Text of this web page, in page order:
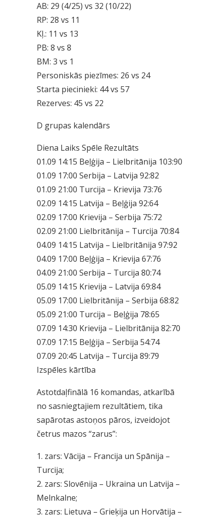
AB: 29 (4/25) vs 32 (10/22)
RP: 28 vs 11
Kļ.: 11 vs 13
PB: 8 vs 8
BM: 3 vs 1
Personiskās piezīmes: 26 vs 24
Starta piecinieki: 44 vs 57
Rezerves: 45 vs 22
D grupas kalendārs
Diena Laiks Spēle Rezultāts
01.09 14:15 Beļģija – Lielbritānija 103:90
01.09 17:00 Serbija – Latvija 92:82
01.09 21:00 Turcija – Krievija 73:76
02.09 14:15 Latvija – Beļģija 92:64
02.09 17:00 Krievija – Serbija 75:72
02.09 21:00 Lielbritānija – Turcija 70:84
04.09 14:15 Latvija – Lielbritānija 97:92
04.09 17:00 Beļģija – Krievija 67:76
04.09 21:00 Serbija – Turcija 80:74
05.09 14:15 Krievija – Latvija 69:84
05.09 17:00 Lielbritānija – Serbija 68:82
05.09 21:00 Turcija – Beļģija 78:65
07.09 14:30 Krievija – Lielbritānija 82:70
07.09 17:15 Beļģija – Serbija 54:74
07.09 20:45 Latvija – Turcija 89:79
Izspēles kārtība
Astotdaļfinālā 16 komandas, atkarībā
no sasniegtajiem rezultātiem, tika
sapārotas astoņos pāros, izveidojot
četrus mazos “zarus”:
1. zars: Vācija – Francija un Spānija –
Turcija;
2. zars: Slovēnija – Ukraina un Latvija –
Melnkalne;
3. zars: Lietuva – Grieķija un Horvātija –